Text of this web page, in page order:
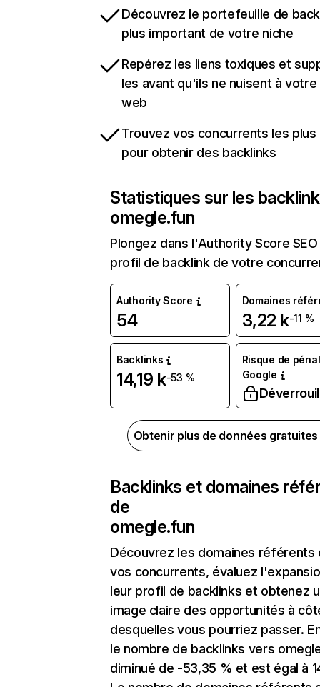
Découvrez le portefeuille de
plus important de votre niche
Repérez les liens toxiques et
les avant qu'ils ne nuisent à
web
Trouvez vos concurrents les
pour obtenir des backlinks
Statistiques sur les
omegle.fun
Plongez dans l'Authority Score
profil de backlink de votre
Authority Score
54
Domaines
3,22 k-11 %
Backlinks
14,19 k-53 %
Risque de
Google
Obtenir plus de données
Backlinks et domaines
de
omegle.fun
Découvrez les domaines référents
vos concurrents, évaluez
leur profil de backlinks et obtenez
image claire des opportunités à
desquelles vous pourriez passer.
le nombre de backlinks vers
diminué de -53,35 % et est égal à